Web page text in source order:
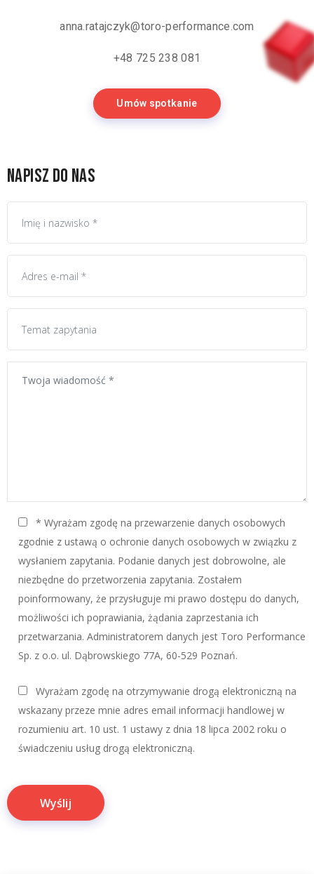
anna.ratajczyk@toro-performance.com
+48 725 238 081
Umów spotkanie
Napisz do nas
* Wyrażam zgodę na przewarzenie danych osobowych
zgodnie z ustawą o ochronie danych osobowych w związku z
wysłaniem zapytania. Podanie danych jest dobrowolne, ale
niezbędne do przetworzenia zapytania. Zostałem
poinformowany, że przysługuje mi prawo dostępu do danych,
możliwości ich poprawiania, żądania zaprzestania ich
przetwarzania. Administratorem danych jest Toro Performance
Sp. z o.o. ul. Dąbrowskiego 77A, 60-529 Poznań.
Wyrażam zgodę na otrzymywanie drogą elektroniczną na
wskazany przeze mnie adres email informacji handlowej w
rozumieniu art. 10 ust. 1 ustawy z dnia 18 lipca 2002 roku o
świadczeniu usług drogą elektroniczną.